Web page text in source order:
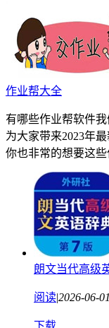
作业帮大全
有哪些作业帮软件
为大家带来2023年
你也非常的想要这些
朗文当代高级
阅读|2026-06-
下载